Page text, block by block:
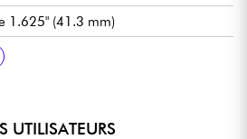
1.625" (41.3 mm)
.805"
.890"
Direct Mounted Wolfgang
Low Friction Pot) with Treble
High Friction Pot)
EVH®-Branded Floyd Rose®
D-Tuna®
Gotoh
Striped Series Gig Bag (P/N 022-
UTILISATEURS